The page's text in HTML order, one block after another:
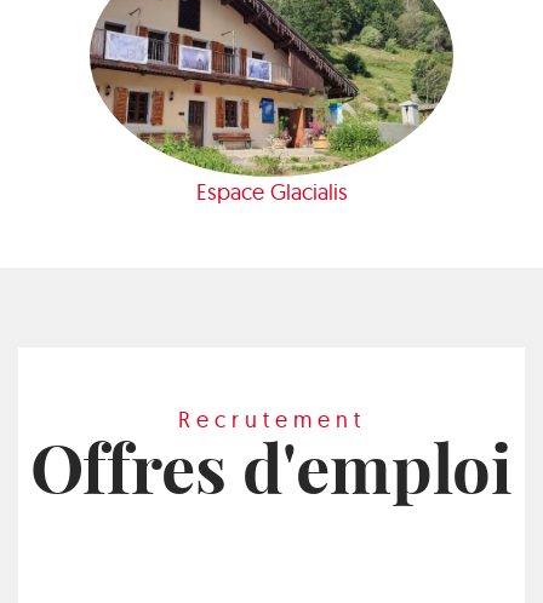
Espace Glacialis
Recrutement
Offres d'emploi